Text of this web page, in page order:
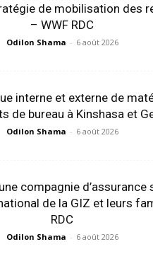
de mobilisation des
– WWF RDC
Odilon Shama - 6 août 2026
interne et externe de
de bureau à Kinshasa et
Odilon Shama - 6 août 2026
compagnie d’assurance
de la GIZ et leurs
RDC
Odilon Shama - 6 août 2026